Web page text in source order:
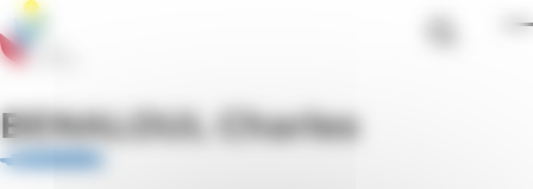
Skip to main content
BENALOUL Charles
Panneau de gestion des cookies